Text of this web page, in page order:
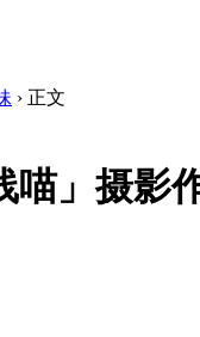
› 正文
喵」摄影